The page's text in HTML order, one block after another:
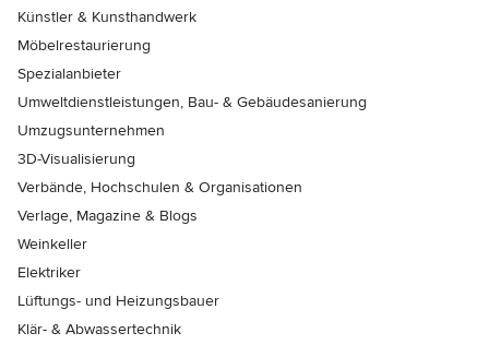
Künstler & Kunsthandwerk
Möbelrestaurierung
Spezialanbieter
Umweltdienstleistungen, Bau- & Gebäudesanierung
Umzugsunternehmen
3D-Visualisierung
Verbände, Hochschulen & Organisationen
Verlage, Magazine & Blogs
Weinkeller
Elektriker
Lüftungs- und Heizungsbauer
Klär- & Abwassertechnik